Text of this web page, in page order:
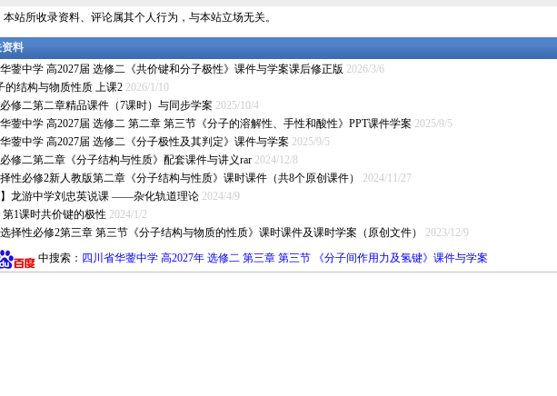
站所收录资料、评论属其个人行为，与本站立场无关。
料
蓥中学 高2027届 选修二《共价键和分子极性》课件与学案课后修正版 2026/3/6
的结构与物质性质 上课2 2026/1/10
修二第二章精品课件（7课时）与同步学案 2025/10/4
蓥中学 高2027届 选修二 第二章 第三节《分子的溶解性、手性和酸性》PPT课件学案 2025/9/5
蓥中学 高2027届 选修二《分子极性及其判定》课件与学案 2025/9/5
修二第二章《分子结构与性质》配套课件与讲义rar 2024/12/8
性必修2新人教版第二章《分子结构与性质》课时课件（共8个原创课件）
2024/11/27
】龙游中学刘忠英说课 ——杂化轨道理论 2024/4/9
第1课时共价键的极性 2024/1/2
择性必修2第三章 第三节《分子结构与物质的性质》课时课件及课时学案（原创文件）
2023/12/9
中搜索： 四川省华蓥中学 高2027年 选修二 第三章 第三节 《分子间作用力及氢键》课件与学案